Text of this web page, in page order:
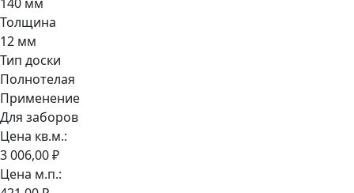
Толщина
12 мм
Тип доски
Полнотелая
Применение
Для заборов
Цена кв.м.:
3 006,00 ₽
Цена м.п.: